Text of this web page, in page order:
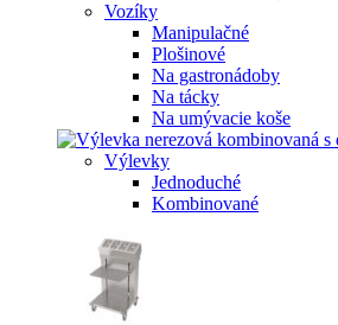
Vozíky
Manipulačné
Plošinové
Na gastronádoby
Na tácky
Na umývacie koše
Výlevky
Jednoduché
Kombinované